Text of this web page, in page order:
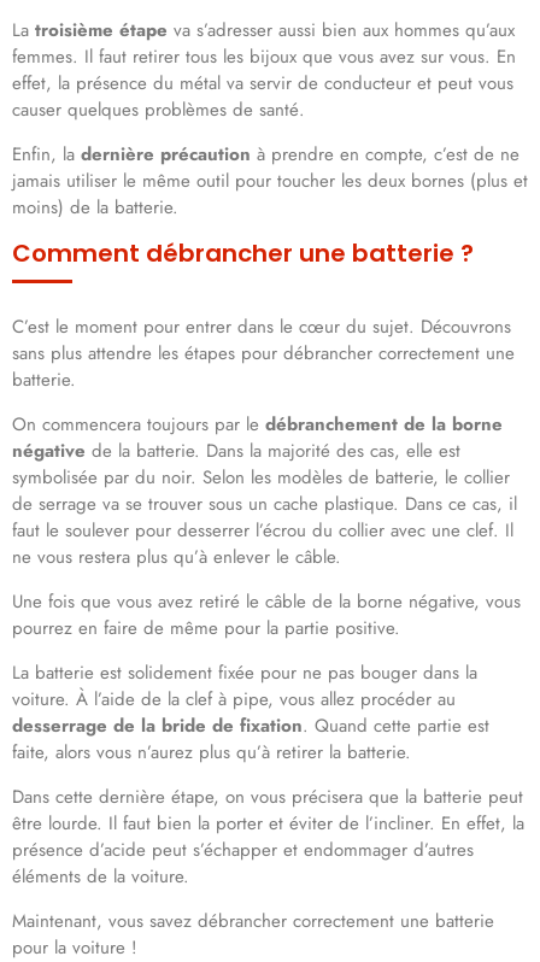
La troisième étape va s’adresser aussi bien aux hommes qu’aux
femmes. Il faut retirer tous les bijoux que vous avez sur vous. En
effet, la présence du métal va servir de conducteur et peut vous
causer quelques problèmes de santé.
Enfin, la dernière précaution à prendre en compte, c’est de ne
jamais utiliser le même outil pour toucher les deux bornes (plus et
moins) de la batterie.
Comment débrancher une batterie ?
C’est le moment pour entrer dans le cœur du sujet. Découvrons
sans plus attendre les étapes pour débrancher correctement une
batterie.
On commencera toujours par le débranchement de la borne
négative de la batterie. Dans la majorité des cas, elle est
symbolisée par du noir. Selon les modèles de batterie, le collier
de serrage va se trouver sous un cache plastique. Dans ce cas, il
faut le soulever pour desserrer l’écrou du collier avec une clef. Il
ne vous restera plus qu’à enlever le câble.
Une fois que vous avez retiré le câble de la borne négative, vous
pourrez en faire de même pour la partie positive.
La batterie est solidement fixée pour ne pas bouger dans la
voiture. À l’aide de la clef à pipe, vous allez procéder au
desserrage de la bride de fixation. Quand cette partie est
faite, alors vous n’aurez plus qu’à retirer la batterie.
Dans cette dernière étape, on vous précisera que la batterie peut
être lourde. Il faut bien la porter et éviter de l’incliner. En effet, la
présence d’acide peut s’échapper et endommager d’autres
éléments de la voiture.
Maintenant, vous savez débrancher correctement une batterie
pour la voiture !